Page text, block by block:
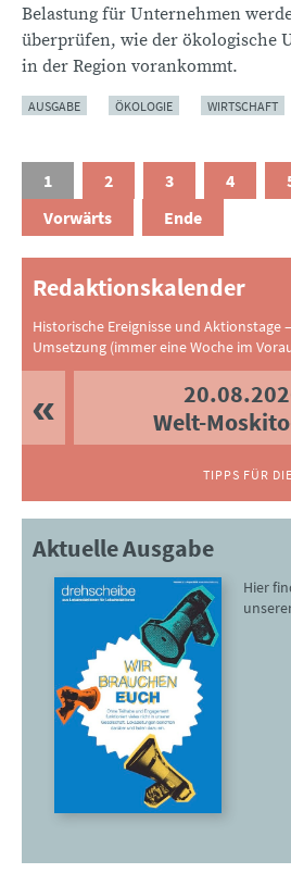
Belastung für Unternehmen
überprüfen, wie der ökologische
in der Region vorankommt.
AUSGABE ÖKOLOGIE WIRTSCHAFT
1 2 3 4
Vorwärts
Ende
Redaktionskalender
Historische Ereignisse und Aktionstage
Umsetzung (immer eine Woche im
Welt-
TIPPS FÜR
Aktuelle Ausgabe
Hier